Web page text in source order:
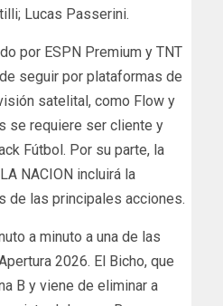
Lucas Passerini.
por ESPN Premium y TNT
seguir por plataformas de
satelital, como Flow y
se requiere ser cliente y
Fútbol. Por su parte, la
NACION incluirá la
de las principales acciones.
a minuto a una de las
2026. El Bicho, que
B y viene de eliminar a